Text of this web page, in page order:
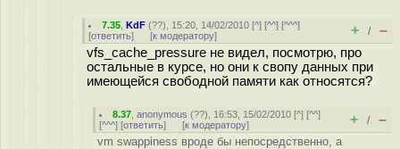
7.35 ,KdF (??), 15:20, 14/02/2010 [^] [^^] [^^^]
[ответить] [к модератору] + / –
vfs_cache_pressure не видел, посмотрю, про
остальные в курсе, но они к свопу данных при
имеющейся свободной памяти как относятся?
8.37 ,anonymous (??), 16:53, 15/02/2010 [^] [^^]
[^^^] [ответить] [к модератору] + / –
vm swappiness вроде бы непосредственно, а